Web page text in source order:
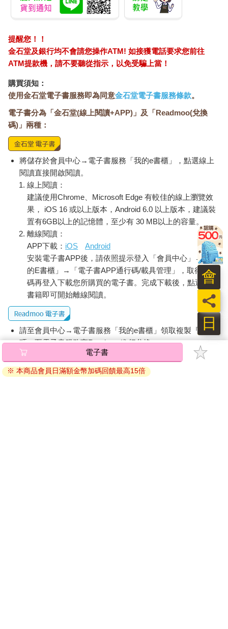
提醒您！！
金石堂及銀行均不會請您操作ATM! 如接獲電話要求您前往
ATM提款機，請不要聽從指示，以免受騙上當！
購買須知：
使用金石堂電子書服務即為同意金石堂電子書服務條款。
電子書分為「金石堂(線上閱讀+APP)」及「Readmoo(兌換
碼)」兩種：
將儲存於會員中心→電子書服務「我的e書櫃」，點選線上
閱讀直接開啟閱讀。
線上閱讀：
建議使用Chrome、Microsoft Edge 有較佳的線上瀏覽效
果， iOS 16 或以上版本，Android 6.0 以上版本，建議裝
置有6GB以上的記憶體，至少有 30 MB以上的容量。
離線閱讀：
APP下載： iOS
Android
安裝電子書APP後，請依照提示登入「會員中心」→「我
的E書櫃」→「電子書APP通行碼/載具管理」，取得通行
碼再登入下載您所購買的電子書。完成下載後，點選任一
書籍即可開始離線閱讀。
請至會員中心→電子書服務「我的e書櫃」領取複製『兌換
碼』至電子書服務商Readmoo進行兌換。
退換貨須知：
因版權保護，您在金石堂所購買的電子書僅能以金石堂專屬
電子書
※ 本商品會員日滿額金幣加碼回饋最高15倍
日
員
會